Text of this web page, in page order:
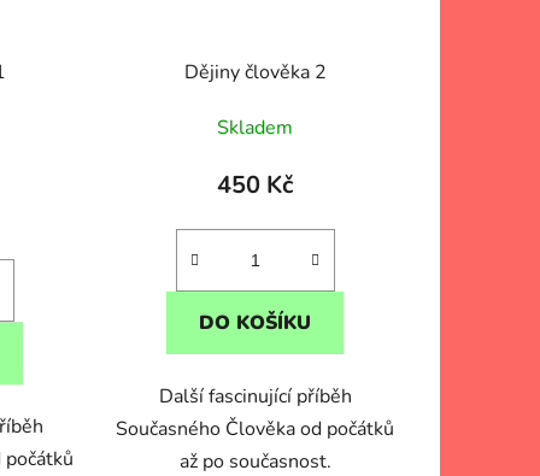
počátků
Dějiny člověka 2
Skladem
450 Kč
DO KOŠÍKU
Další fascinující příběh
Současného Člověka od počátků
až po současnost.